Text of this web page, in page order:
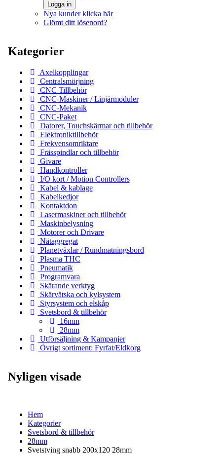
Logga in
Nya kunder klicka här
Glömt ditt lösenord?
Kategorier
Axelkopplingar
Centralsmörjning
CNC Tillbehör
CNC-Maskiner / Linjärmoduler
CNC-Mekanik
CNC-Paket
Datorer, Touchskärmar och tillbehör
Elektroniktillbehör
Frekvensomriktare
Frässpindlar och tillbehör
Givare
Handkontroller
I/O kort / Motion Controllers
Kabel & kablage
Kabelkedjor
Kontaktdon
Lasermaskiner och tillbehör
Maskinbelysning
Motorer och Drivare
Nätaggregat
Planetväxlar / Rundmatningsbord
Plasma THC
Pneumatik
Programvara
Skärande verktyg
Skärvätska och kylsystem
Styrsystem och elskåp
Svetsbord & tillbehör
16mm
28mm
Utförsäljning & Kampanjer
Övrigt sortiment: Fyrfat/Eldkorg
Nyligen visade
Hem
Kategorier
Svetsbord & tillbehör
28mm
Svetstving snabb 200x120 28mm